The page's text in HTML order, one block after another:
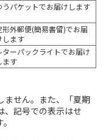
うパケットでお届けします
形外郵便(簡易書留)でお届
します
ターパックライトでお届け
ます
ません。また、「夏期
、記号での表示はせ